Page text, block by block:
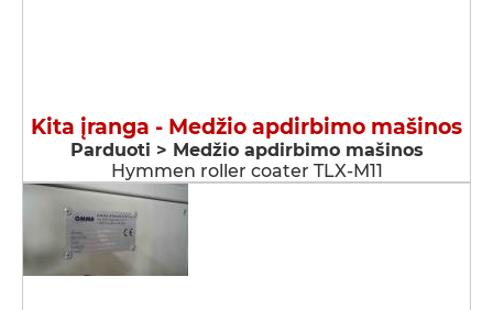
Kita įranga - Medžio apdirbimo mašinos
Parduoti > Medžio apdirbimo mašinos
Hymmen roller coater TLX-M11